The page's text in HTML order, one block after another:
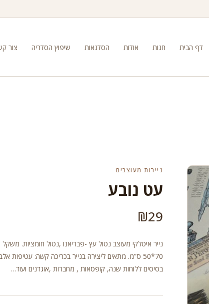
דף הבית חנות אודות הסדנאות שיפוץ הסדריה צור
ניירות מעוצבים
עט נובע
₪29
70*50 ס”מ. מתאים ליצירה בנייר בכריכה קשה: עטיפות
בסיסים ללוחות שנה, קופסאות , מחברות ,אוגדנים ועוד…